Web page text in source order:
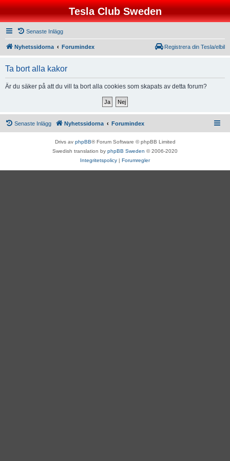
Tesla Club Sweden
Senaste Inlägg
Nyhetssidorna Forumindex Registrera din Tesla/elbil
Ta bort alla kakor
Är du säker på att du vill ta bort alla cookies som skapats av detta forum?
Senaste Inlägg Nyhetssidorna Forumindex
Drivs av phpBB® Forum Software © phpBB Limited
Swedish translation by phpBB Sweden © 2006-2020
Integritetspolicy | Forumregler